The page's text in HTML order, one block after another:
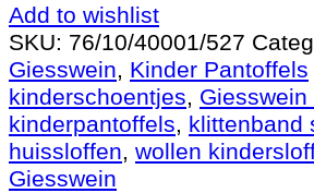
Add to wishlist
SKU: 76/10/40001/527
Giesswein, Kinder Pantoffels
kinderschoentjes, Giesswein
kinderpantoffels, klittenband
huissloffen, wollen
Giesswein